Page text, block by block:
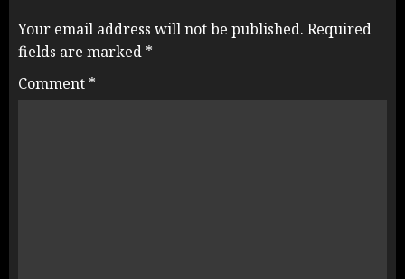
Your email address will not be published. Required
fields are marked *
Comment *